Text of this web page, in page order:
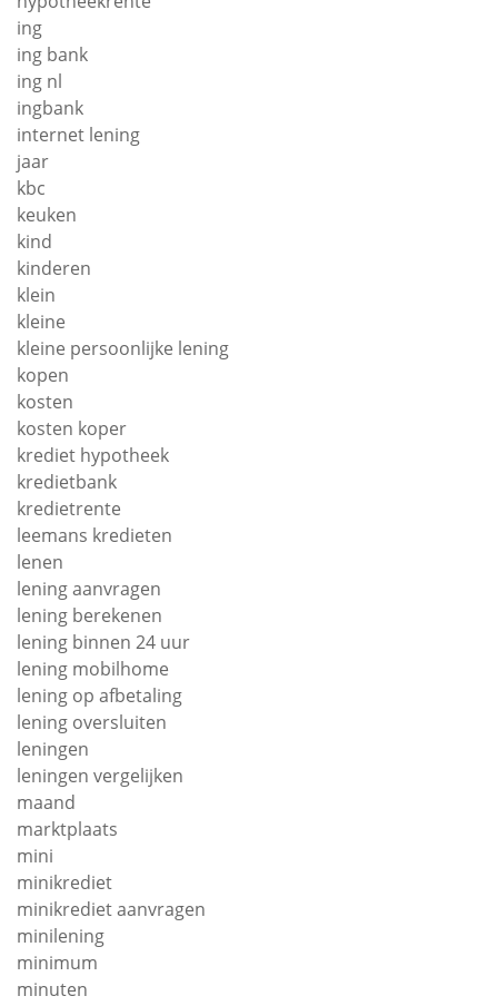
ing
ing bank
ing nl
ingbank
internet lening
jaar
kbc
keuken
kind
kinderen
klein
kleine
kleine persoonlijke lening
kopen
kosten
kosten koper
krediet hypotheek
kredietbank
kredietrente
leemans kredieten
lenen
lening aanvragen
lening berekenen
lening binnen 24 uur
lening mobilhome
lening op afbetaling
lening oversluiten
leningen
leningen vergelijken
maand
marktplaats
mini
minikrediet
minikrediet aanvragen
minilening
minimum
minuten